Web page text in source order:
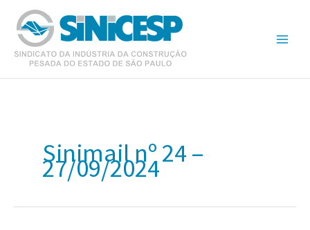
para
conteúdo
Sinimail nº 24 –
27/09/2024